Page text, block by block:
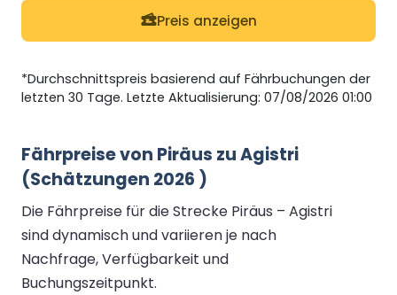
Preis anzeigen
*Durchschnittspreis basierend auf Fährbuchungen der
letzten 30 Tage. Letzte Aktualisierung: 07/08/2026 01:00
Fährpreise von Piräus zu Agistri
(Schätzungen 2026 )
Die Fährpreise für die Strecke Piräus – Agistri
sind dynamisch und variieren je nach
Nachfrage, Verfügbarkeit und
Buchungszeitpunkt.